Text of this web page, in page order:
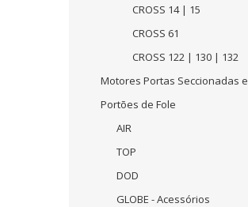
CROSS 14 | 15
CROSS 61
CROSS 122 | 130 | 132
Motores Portas Seccionadas e
Portões de Fole
AIR
TOP
DOD
GLOBE - Acessórios